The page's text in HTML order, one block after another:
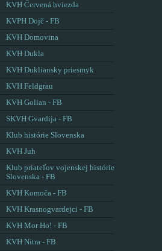
KVH Červená hviezda
KVPH Dojč - FB
KVH Domovina
KVH Dukla
KVH Dukliansky priesmyk
KVH Feldgrau
KVH Golian - FB
SKVH Gvardija - FB
Klub histórie Slovenska
KVH Juh
Klub priateľov vojenskej histórie
Slovenska - FB
KVH Komoča - FB
KVH Krasnogvardejci - FB
KVH Mor Ho! - FB
KVH Nitra - FB